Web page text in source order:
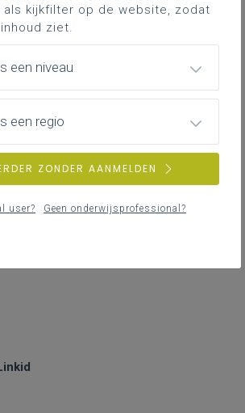
a januari 24
kijkfilter op de website, zodat
ziet.
een niveau
een regio
ZONDER AANMELDEN
user? Geen onderwijsprofessional?